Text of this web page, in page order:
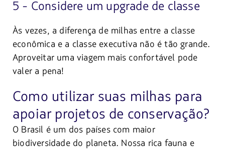
5 - Considere um upgrade de classe
Às vezes, a diferença de milhas entre a classe
econômica e a classe executiva não é tão grande.
Aproveitar uma viagem mais confortável pode
valer a pena!
Como utilizar suas milhas para
apoiar projetos de conservação?
O Brasil é um dos países com maior
biodiversidade do planeta. Nossa rica fauna e